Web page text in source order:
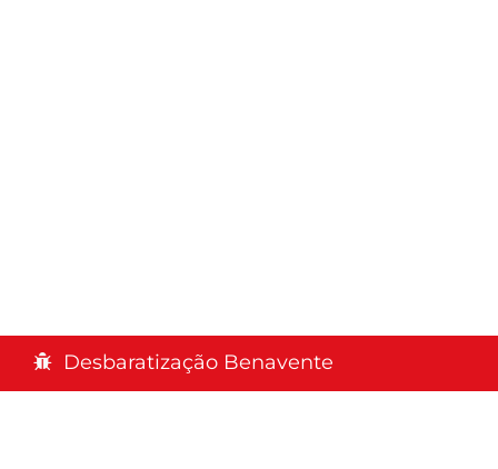
Desbaratização Benavente